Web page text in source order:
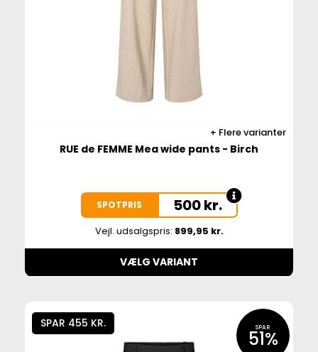
Flere varianter
RUE de FEMME Mea wide pants - Birch
SPOTPRIS 500kr.
Vejl. udsalgspris: 899,95 kr.
VÆLG VARIANT
SPAR 455 KR. SPAR
51%